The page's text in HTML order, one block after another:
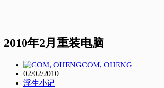
2010年2月重装电脑
COM, OHENG
02/02/2010
浮生小记